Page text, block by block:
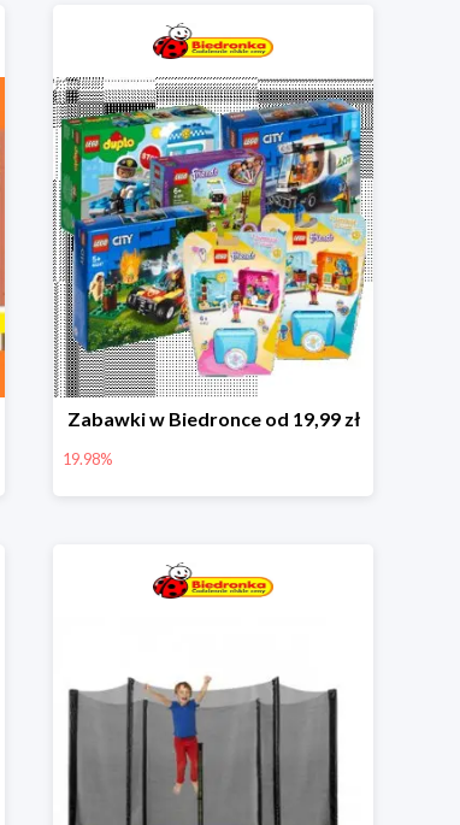
Zabawki w Biedronce od 19,99 zł
19.98%